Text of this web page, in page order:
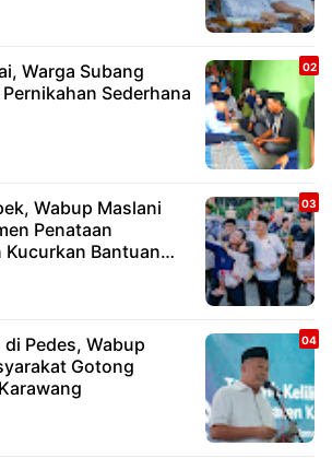
Warga Subang
Sederhana
Wabup Maslani
Penataan
Bantuan
di Pedes, Wabup
Gotong